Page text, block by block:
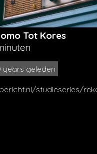
Tot Kores
years geleden
studieseries/